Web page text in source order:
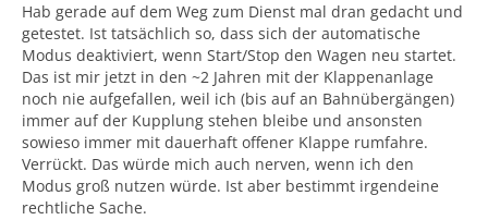
Hab gerade auf dem Weg zum Dienst mal dran gedacht und
getestet. Ist tatsächlich so, dass sich der automatische
Modus deaktiviert, wenn Start/Stop den Wagen neu startet.
Das ist mir jetzt in den ~2 Jahren mit der Klappenanlage
noch nie aufgefallen, weil ich (bis auf an Bahnübergängen)
immer auf der Kupplung stehen bleibe und ansonsten
sowieso immer mit dauerhaft offener Klappe rumfahre.
Verrückt. Das würde mich auch nerven, wenn ich den
Modus groß nutzen würde. Ist aber bestimmt irgendeine
rechtliche Sache.